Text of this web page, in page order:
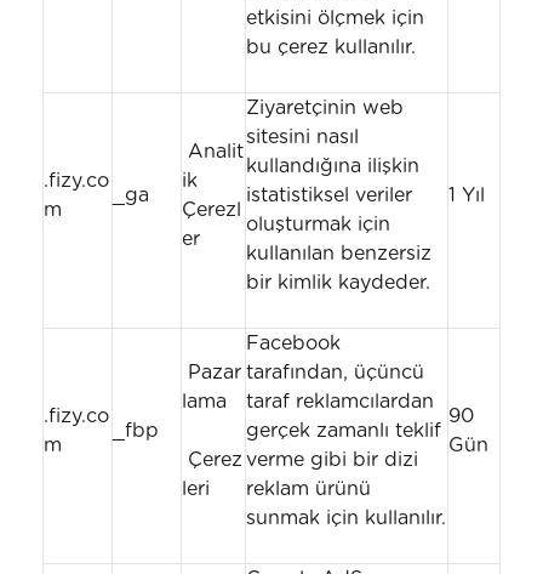
etkisini ölçmek için
bu çerez kullanılır.
.fizy.co
m
_ga
Analit
ik
Çerezl
er
Ziyaretçinin web
sitesini nasıl
kullandığına ilişkin
istatistiksel veriler
oluşturmak için
kullanılan benzersiz
bir kimlik kaydeder.
1 Yıl
.fizy.co
m
_fbp
Pazar
lama
Çerez
leri
Facebook
tarafından, üçüncü
taraf reklamcılardan
gerçek zamanlı teklif
verme gibi bir dizi
reklam ürünü
sunmak için kullanılır.
90
Gün